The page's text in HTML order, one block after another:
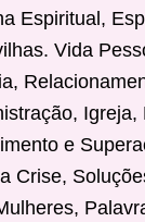
Espiritual,
Vida
e
Crise,